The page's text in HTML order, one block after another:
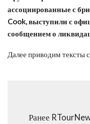
ассоциированные с
Cook, выступили с
сообщением о
Далее приводим тексты
Ранее